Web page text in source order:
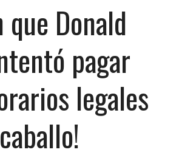
que Donald
pagar
legales